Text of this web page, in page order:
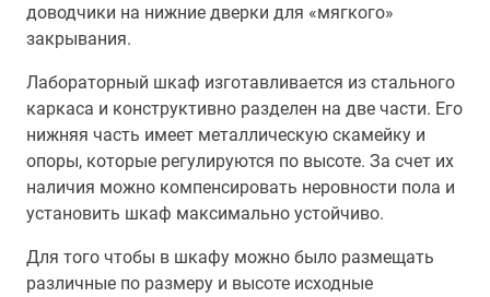
доводчики на нижние дверки для «мягкого»
закрывания.
Лабораторный шкаф изготавливается из стального
каркаса и конструктивно разделен на две части. Его
нижняя часть имеет металлическую скамейку и
опоры, которые регулируются по высоте. За счет их
наличия можно компенсировать неровности пола и
установить шкаф максимально устойчиво.
Для того чтобы в шкафу можно было размещать
различные по размеру и высоте исходные